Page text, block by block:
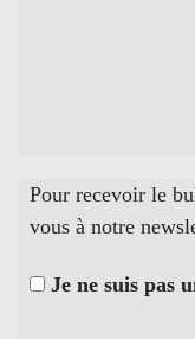
Pour recevoir le
vous à notre
Je ne suis pas